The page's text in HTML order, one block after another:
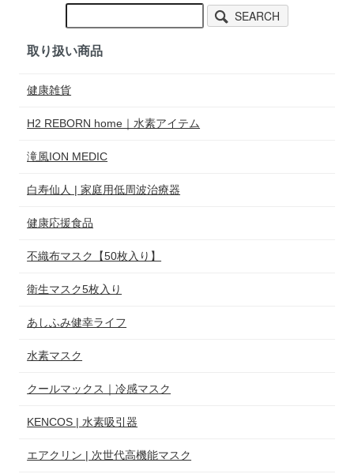
SEARCH
取り扱い商品
健康雑貨
H2 REBORN home｜水素アイテム
滝風ION MEDIC
白寿仙人 | 家庭用低周波治療器
健康応援食品
不織布マスク【50枚入り】
衛生マスク5枚入り
あしふみ健幸ライフ
水素マスク
クールマックス｜冷感マスク
KENCOS | 水素吸引器
エアクリン | 次世代高機能マスク